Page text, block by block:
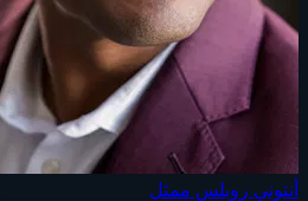
أنتوني روبلس ممثل